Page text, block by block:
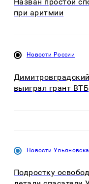
при аритмии
Новости России
выиграл грант ВТБ
Новости
Подростку